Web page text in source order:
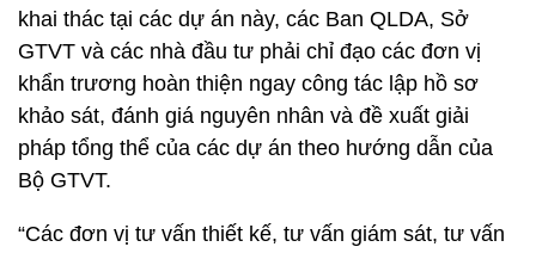
khai thác tại các dự án này, các Ban QLDA, Sở
GTVT và các nhà đầu tư phải chỉ đạo các đơn vị
khẩn trương hoàn thiện ngay công tác lập hồ sơ
khảo sát, đánh giá nguyên nhân và đề xuất giải
pháp tổng thể của các dự án theo hướng dẫn của
Bộ GTVT.
“Các đơn vị tư vấn thiết kế, tư vấn giám sát, tư vấn